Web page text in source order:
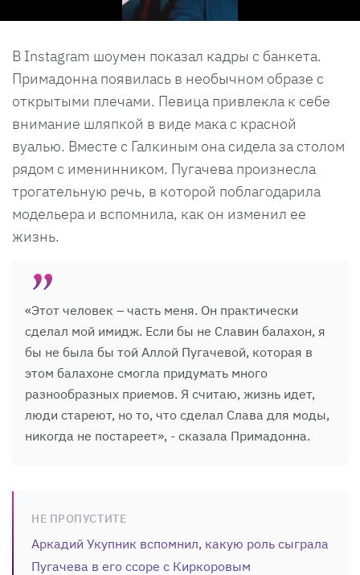
В Instagram шоумен показал кадры с банкета.
Примадонна появилась в необычном образе с
открытыми плечами. Певица привлекла к себе
внимание шляпкой в виде мака с красной
вуалью. Вместе с Галкиным она сидела за столом
рядом с именинником. Пугачева произнесла
трогательную речь, в которой поблагодарила
модельера и вспомнила, как он изменил ее
жизнь.
«Этот человек – часть меня. Он практически
сделал мой имидж. Если бы не Славин балахон, я
бы не была бы той Аллой Пугачевой, которая в
этом балахоне смогла придумать много
разнообразных приемов. Я считаю, жизнь идет,
люди стареют, но то, что сделал Слава для моды,
никогда не постареет», - сказала Примадонна.
НЕ ПРОПУСТИТЕ
Аркадий Укупник вспомнил, какую роль сыграла
Пугачева в его ссоре с Киркоровым